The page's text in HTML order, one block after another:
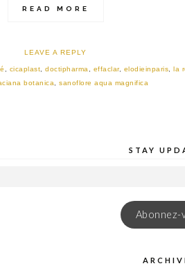
READ MORE
LEAVE A REPLY
cicaplast doctipharma effaclar, elodieinparis la
botanica
,sanoflore aqua magnifica
STAY
Abonnez-